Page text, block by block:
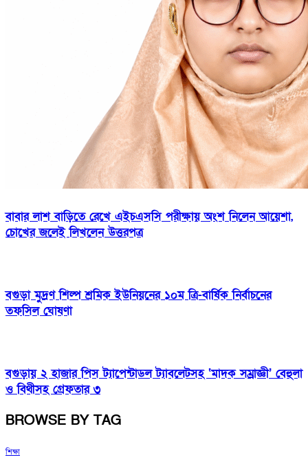
বাবার লাশ বাড়িতে রেখে এইচএসসি পরীক্ষায় অংশ নিলেন আয়েশা,
চোখের জলেই লিখলেন উত্তরপত্র
বগুড়া মুদ্রণ শিল্প শ্রমিক ইউনিয়নের ১০ম ত্রি-বার্ষিক নির্বাচনের
তফসিল ঘোষণা
বগুড়ায় ২ হাজার পিস ট্যাপেন্টাডল ট্যাবলেটসহ ‘মাদক সম্রাজ্ঞী’ বেহুলা
ও বিথীসহ গ্রেফতার ৩
BROWSE BY TAG
শিক্ষা